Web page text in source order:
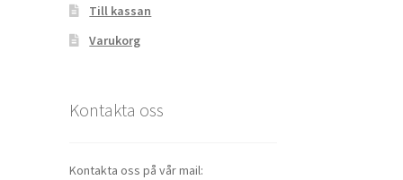
Till kassan
Varukorg
Kontakta oss
Kontakta oss på vår mail: